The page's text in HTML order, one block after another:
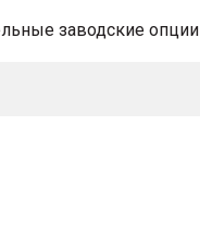
заводские опции